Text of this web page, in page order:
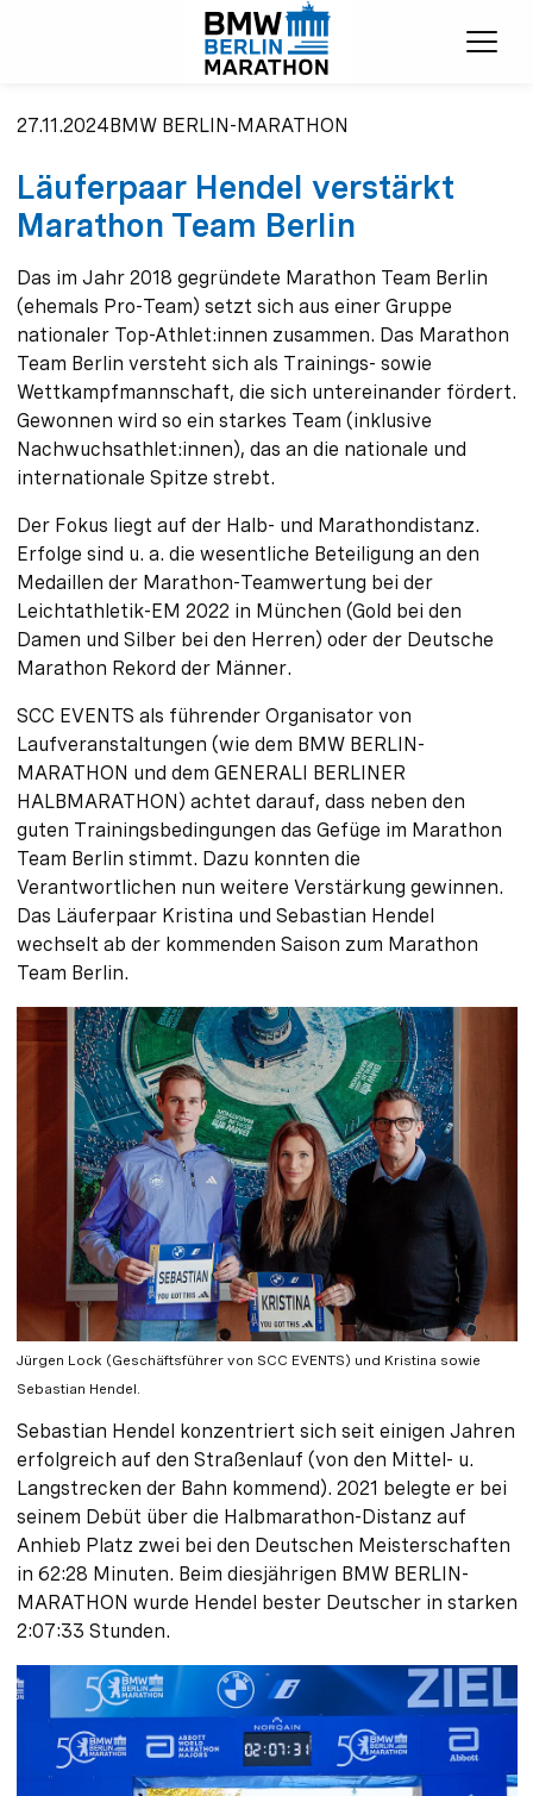
27.11.2024BMW BERLIN-MARATHON
Läuferpaar Hendel verstärkt
Marathon Team Berlin
Das im Jahr 2018 gegründete Marathon Team Berlin
(ehemals Pro-Team) setzt sich aus einer Gruppe
nationaler Top-Athlet:innen zusammen. Das Marathon
Team Berlin versteht sich als Trainings- sowie
Wettkampfmannschaft, die sich untereinander fördert.
Gewonnen wird so ein starkes Team (inklusive
Nachwuchsathlet:innen), das an die nationale und
internationale Spitze strebt.
Der Fokus liegt auf der Halb- und Marathondistanz.
Erfolge sind u. a. die wesentliche Beteiligung an den
Medaillen der Marathon-Teamwertung bei der
Leichtathletik-EM 2022 in München (Gold bei den
Damen und Silber bei den Herren) oder der Deutsche
Marathon Rekord der Männer.
SCC EVENTS als führender Organisator von
Laufveranstaltungen (wie dem BMW BERLIN-
MARATHON und dem GENERALI BERLINER
HALBMARATHON) achtet darauf, dass neben den
guten Trainingsbedingungen das Gefüge im Marathon
Team Berlin stimmt. Dazu konnten die
Verantwortlichen nun weitere Verstärkung gewinnen.
Das Läuferpaar Kristina und Sebastian Hendel
wechselt ab der kommenden Saison zum Marathon
Team Berlin.
Jürgen Lock (Geschäftsführer von SCC EVENTS) und Kristina sowie
Sebastian Hendel.
Sebastian Hendel konzentriert sich seit einigen Jahren
erfolgreich auf den Straßenlauf (von den Mittel- u.
Langstrecken der Bahn kommend). 2021 belegte er bei
seinem Debüt über die Halbmarathon-Distanz auf
Anhieb Platz zwei bei den Deutschen Meisterschaften
in 62:28 Minuten. Beim diesjährigen BMW BERLIN-
MARATHON wurde Hendel bester Deutscher in starken
2:07:33 Stunden.